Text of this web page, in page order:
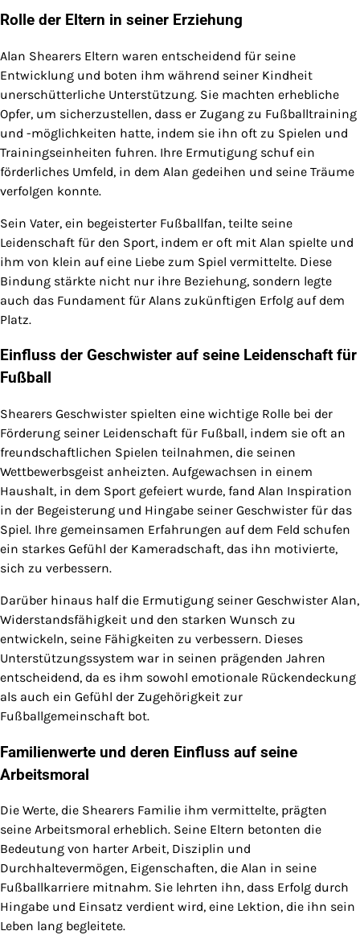
Rolle der Eltern in seiner Erziehung
Alan Shearers Eltern waren entscheidend für seine
Entwicklung und boten ihm während seiner Kindheit
unerschütterliche Unterstützung. Sie machten erhebliche
Opfer, um sicherzustellen, dass er Zugang zu Fußballtraining
und -möglichkeiten hatte, indem sie ihn oft zu Spielen und
Trainingseinheiten fuhren. Ihre Ermutigung schuf ein
förderliches Umfeld, in dem Alan gedeihen und seine Träume
verfolgen konnte.
Sein Vater, ein begeisterter Fußballfan, teilte seine
Leidenschaft für den Sport, indem er oft mit Alan spielte und
ihm von klein auf eine Liebe zum Spiel vermittelte. Diese
Bindung stärkte nicht nur ihre Beziehung, sondern legte
auch das Fundament für Alans zukünftigen Erfolg auf dem
Platz.
Einfluss der Geschwister auf seine Leidenschaft für
Fußball
Shearers Geschwister spielten eine wichtige Rolle bei der
Förderung seiner Leidenschaft für Fußball, indem sie oft an
freundschaftlichen Spielen teilnahmen, die seinen
Wettbewerbsgeist anheizten. Aufgewachsen in einem
Haushalt, in dem Sport gefeiert wurde, fand Alan Inspiration
in der Begeisterung und Hingabe seiner Geschwister für das
Spiel. Ihre gemeinsamen Erfahrungen auf dem Feld schufen
ein starkes Gefühl der Kameradschaft, das ihn motivierte,
sich zu verbessern.
Darüber hinaus half die Ermutigung seiner Geschwister Alan,
Widerstandsfähigkeit und den starken Wunsch zu
entwickeln, seine Fähigkeiten zu verbessern. Dieses
Unterstützungssystem war in seinen prägenden Jahren
entscheidend, da es ihm sowohl emotionale Rückendeckung
als auch ein Gefühl der Zugehörigkeit zur
Fußballgemeinschaft bot.
Familienwerte und deren Einfluss auf seine
Arbeitsmoral
Die Werte, die Shearers Familie ihm vermittelte, prägten
seine Arbeitsmoral erheblich. Seine Eltern betonten die
Bedeutung von harter Arbeit, Disziplin und
Durchhaltevermögen, Eigenschaften, die Alan in seine
Fußballkarriere mitnahm. Sie lehrten ihn, dass Erfolg durch
Hingabe und Einsatz verdient wird, eine Lektion, die ihn sein
Leben lang begleitete.